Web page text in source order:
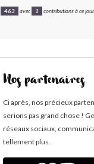
463 avec 1 contributions à ce jour.
Nos partenaires
Ci après, nos précieux
serions pas grand chose !
réseaux sociaux,
tellement plus.